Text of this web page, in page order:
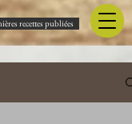
recettes publiées